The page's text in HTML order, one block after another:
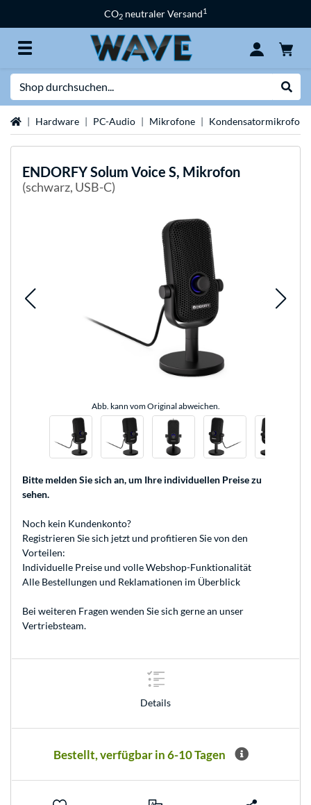
CO2 neutraler Versand1
StartseiteHardware PC-Audio Mikrofone Kondensatormikrofon
ENDORFYSolum Voice S, Mikrofon
(schwarz, USB-C)
Abb. kann vom Original abweichen.
Bitte melden Sie sich an, um Ihre individuellen Preise zu
sehen.
Noch kein Kundenkonto?
Registrieren Sie sich jetzt und profitieren Sie von den
Vorteilen:
Individuelle Preise und volle Webshop-Funktionalität
Alle Bestellungen und Reklamationen im Überblick
Bei weiteren Fragen wenden Sie sich gerne an unser
Vertriebsteam.
Details
Bestellt, verfügbar in 6-10 Tagen